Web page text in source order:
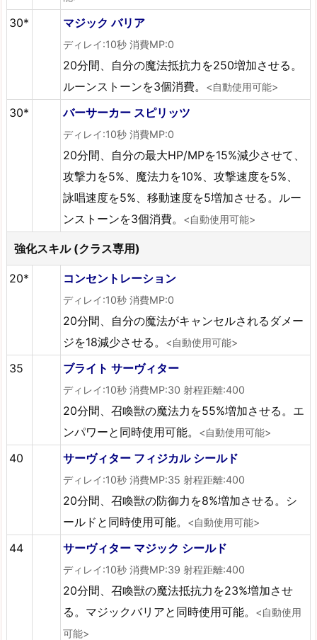
30* マジック バリア
ディレイ:10秒 消費MP:0
20分間、自分の魔法抵抗力を250増加させる。
ルーンストーンを3個消費。
<自動使用可能>
30* バーサーカー スピリッツ
ディレイ:10秒 消費MP:0
20分間、自分の最大HP/MPを15%減少させて、
攻撃力を5%、魔法力を10%、攻撃速度を5%、
詠唱速度を5%、移動速度を5増加させる。ルー
ンストーンを3個消費。
<自動使用可能>
強化スキル (クラス専用)
20* コンセントレーション
ディレイ:10秒 消費MP:0
20分間、自分の魔法がキャンセルされるダメー
ジを18減少させる。
<自動使用可能>
35 ブライト サーヴィター
ディレイ:10秒 消費MP:30 射程距離:400
20分間、召喚獣の魔法力を55%増加させる。エ
ンパワーと同時使用可能。
<自動使用可能>
40 サーヴィター フィジカル シールド
ディレイ:10秒 消費MP:35 射程距離:400
20分間、召喚獣の防御力を8%増加させる。シ
ールドと同時使用可能。
<自動使用可能>
44 サーヴィター マジック シールド
ディレイ:10秒 消費MP:39 射程距離:400
20分間、召喚獣の魔法抵抗力を23%増加させ
る。マジックバリアと同時使用可能。
<自動使用
可能>